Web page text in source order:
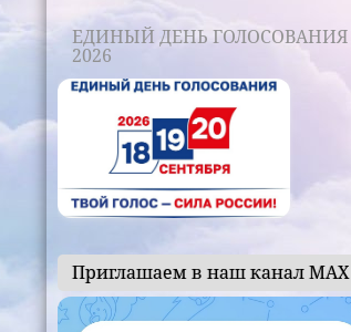
ЕДИНЫЙ ДЕНЬ ГОЛОСОВАНИЯ
2026
Приглашаем в наш канал МАХ